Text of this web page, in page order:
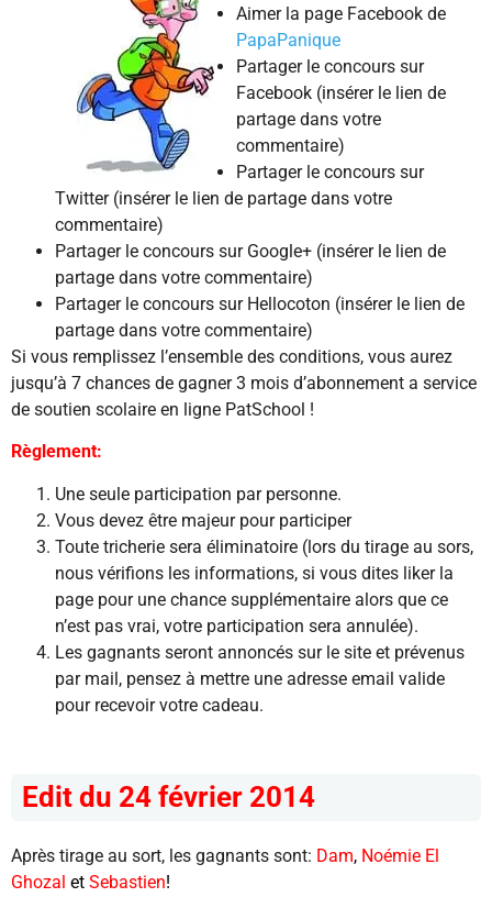
Aimer la page Facebook de
PapaPanique
Partager le concours sur
Facebook (insérer le lien de
partage dans votre
commentaire)
Partager le concours sur
Twitter (insérer le lien de partage dans votre
commentaire)
Partager le concours sur Google+ (insérer le lien de
partage dans votre commentaire)
Partager le concours sur Hellocoton (insérer le lien de
partage dans votre commentaire)
Si vous remplissez l’ensemble des conditions, vous aurez
jusqu’à 7 chances de gagner 3 mois d’abonnement a service
de soutien scolaire en ligne PatSchool !
Règlement:
Une seule participation par personne.
Vous devez être majeur pour participer
Toute tricherie sera éliminatoire (lors du tirage au sors,
nous vérifions les informations, si vous dites liker la
page pour une chance supplémentaire alors que ce
n’est pas vrai, votre participation sera annulée).
Les gagnants seront annoncés sur le site et prévenus
par mail, pensez à mettre une adresse email valide
pour recevoir votre cadeau.
Edit du 24 février 2014
Après tirage au sort, les gagnants sont: Dam, Noémie El
Ghozal et Sebastien!